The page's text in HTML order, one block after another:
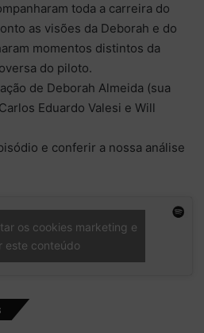
toda a carreira do
as visões da Deborah e do
momentos distintos da
do piloto.
de Deborah Almeida (sua
Eduardo Valesi e Will
e conferir a nossa análise
os cookies marketing e
este conteúdo